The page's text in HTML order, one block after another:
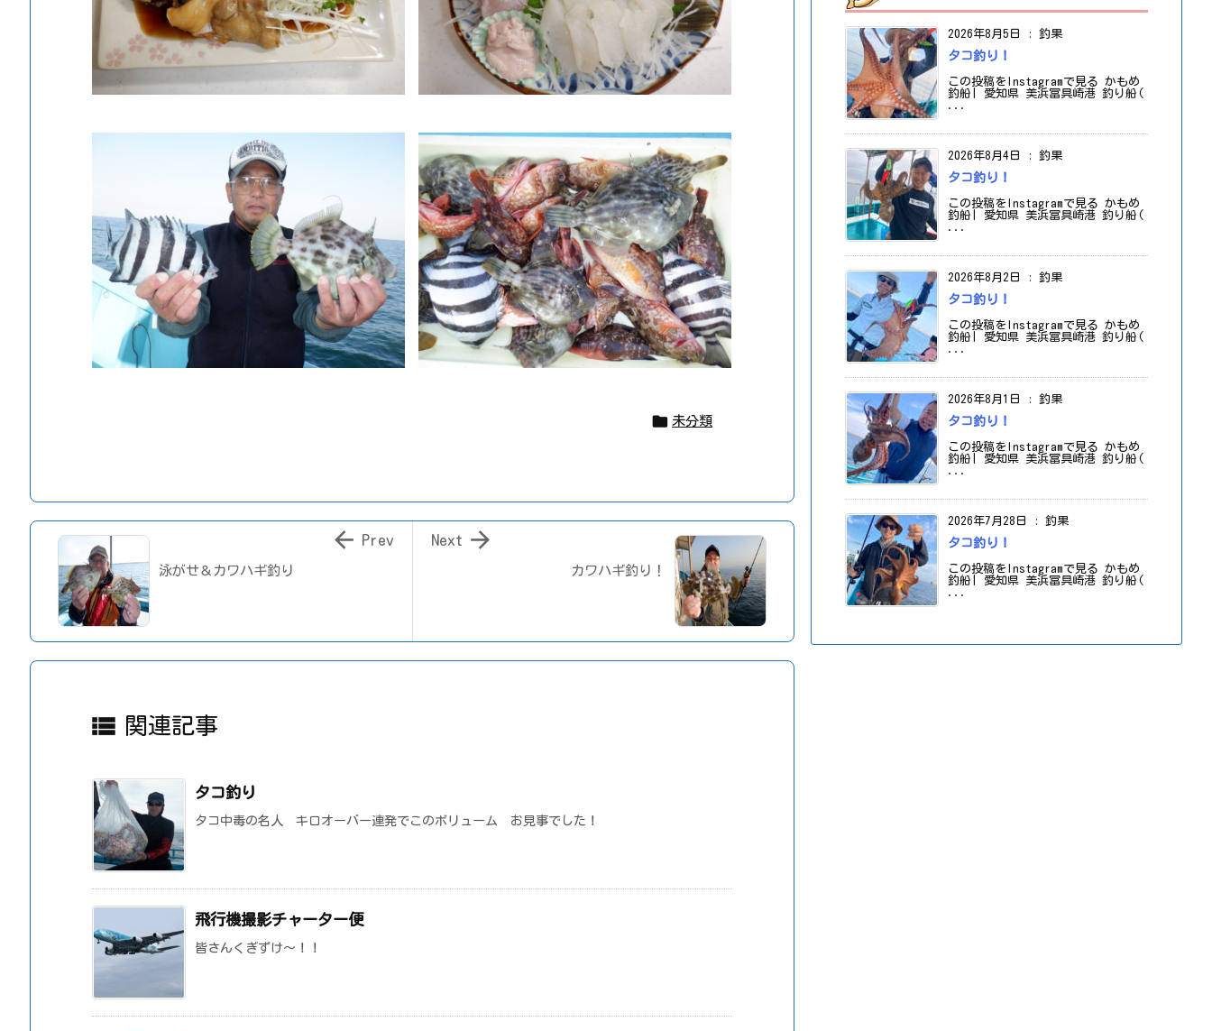
 未分類
カワハギ釣り！

Next
泳がせ＆カワハギ釣り
 Prev
 関連記事
タコ釣り
タコ中毒の名人 キロオーバー連発でこのボリューム お見事でした！
飛行機撮影チャーター便
皆さんくぎずけ～！！
2026年8月5日 : 釣果
タコ釣り！
この投稿をInstagramで見る かもめ
釣船| 愛知県 美浜冨具崎港 釣り船(
...
2026年8月4日 : 釣果
タコ釣り！
この投稿をInstagramで見る かもめ
釣船| 愛知県 美浜冨具崎港 釣り船(
...
2026年8月2日 : 釣果
タコ釣り！
この投稿をInstagramで見る かもめ
釣船| 愛知県 美浜冨具崎港 釣り船(
...
2026年8月1日 : 釣果
タコ釣り！
この投稿をInstagramで見る かもめ
釣船| 愛知県 美浜冨具崎港 釣り船(
...
2026年7月28日 : 釣果
タコ釣り！
この投稿をInstagramで見る かもめ
釣船| 愛知県 美浜冨具崎港 釣り船(
...